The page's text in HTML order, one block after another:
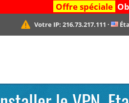
Offre spéciale
Votre IP: 216.73.217.111 ·